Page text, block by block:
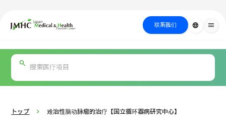
日本医疗健康雅旅中心（JMHC） 联系我们 language menu
关于日本医疗
按部位・疾
病搜索
方法搜索
医疗
PICK UP PROGRAM
トップ 难治性脑动脉瘤的治疗【国立循环器病研究中心】